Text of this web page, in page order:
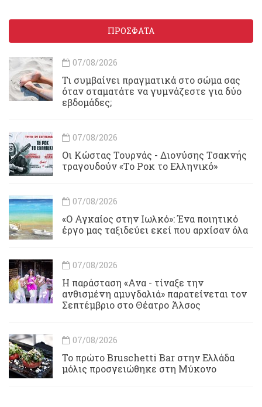
ΠΡΟΣΦΑΤΑ
07/08/2026
Τι συμβαίνει πραγματικά στο σώμα σας
όταν σταματάτε να γυμνάζεστε για δύο
εβδομάδες;
07/08/2026
Οι Κώστας Τουρνάς - Διονύσης Τσακνής
τραγουδούν «Το Ροκ το Ελληνικό»
07/08/2026
«Ο Αγκαίος στην Ιωλκό»: Ένα ποιητικό
έργο μας ταξιδεύει εκεί που αρχίσαν όλα
07/08/2026
Η παράσταση «Ανα - τίναξε την
ανθισμένη αμυγδαλιά» παρατείνεται τον
Σεπτέμβριο στο Θέατρο Άλσος
07/08/2026
Το πρώτο Bruschetti Bar στην Ελλάδα
μόλις προσγειώθηκε στη Μύκονο